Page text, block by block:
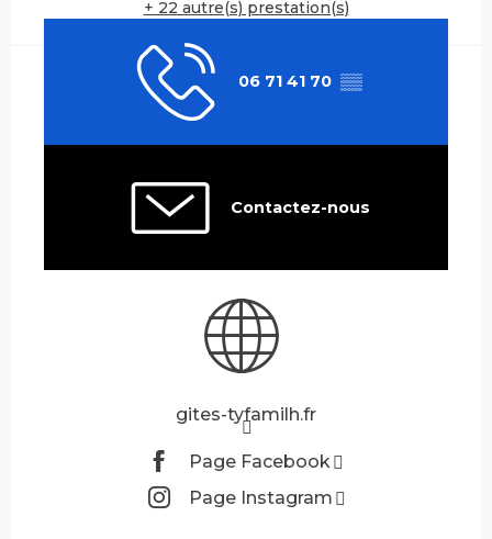
+ 22 autre(s) prestation(s)
06 71 41 70 ▒▒
Contactez-nous
gites-tyfamilh.fr
Page Facebook
Page Instagram